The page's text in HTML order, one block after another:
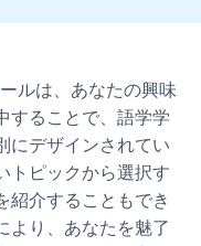
ルは、あなたの興味
することで、語学学
にデザインされてい
トピックから選択す
紹介することもでき
より、あなたを魅了